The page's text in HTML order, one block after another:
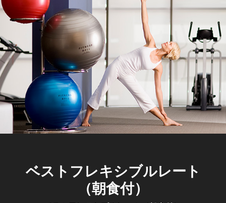
ベストフレキシブルレート
（朝食付）